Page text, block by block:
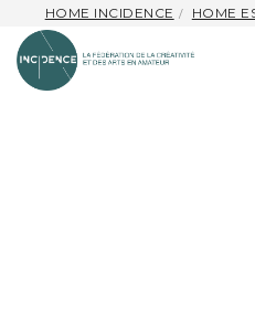
HOME INCIDENCE HOME